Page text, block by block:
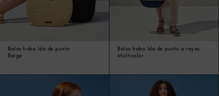
Bolso hobo Ida de punto
Beige
Bolso hobo Ida de punto a rayas
Multicolor